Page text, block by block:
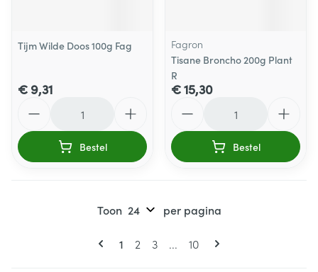
Tijm Wilde Doos 100g Fag
€ 9,31
Bestel
Fagron
Tisane Broncho 200g Plant
R
€ 15,30
Bestel
Pagina's
U lees momenteel pagina
1 Pagina
2 Pagina
3 ... Pagina
10
Toon per pagina